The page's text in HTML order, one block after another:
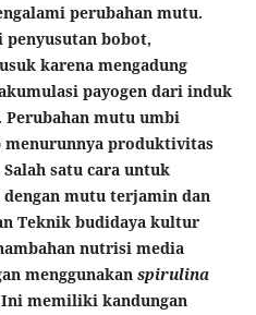
perubahan mutu.
penyusutan bobot,
karena mengadung
payogen dari induk
mutu umbi
menurunnya produktivitas
satu cara untuk
mutu terjamin dan
Teknik budidaya kultur
nutrisi media
menggunakan spirulina
Ini memiliki kandungan